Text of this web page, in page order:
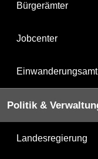
Bürgerämter
Jobcenter
Einwanderungsamt
Politik &
Landesregierung